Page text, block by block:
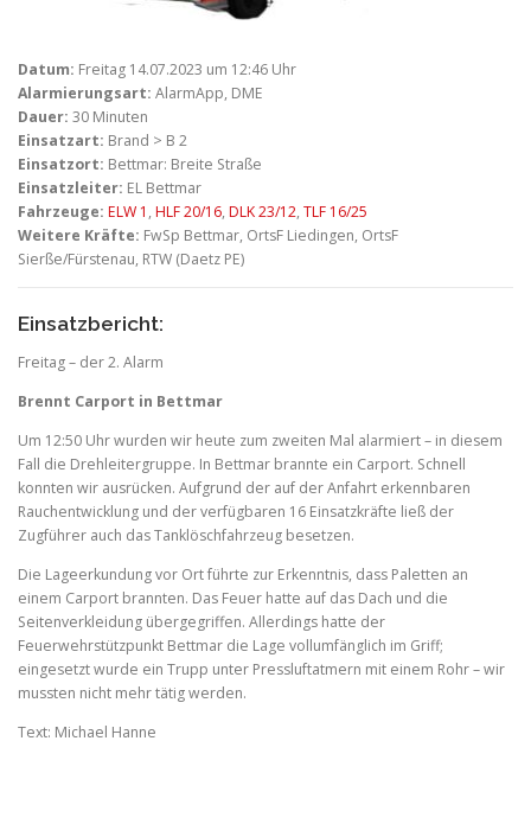
Datum: Freitag 14.07.2023 um 12:46 Uhr
Alarmierungsart: AlarmApp, DME
Dauer: 30 Minuten
Einsatzart: Brand > B 2
Einsatzort: Bettmar: Breite Straße
Einsatzleiter: EL Bettmar
Fahrzeuge: ELW 1 , HLF 20/16, DLK 23/12, TLF 16/25
Weitere Kräfte: FwSp Bettmar, OrtsF Liedingen, OrtsF
Sierße/Fürstenau, RTW (Daetz PE)
Einsatzbericht:
Freitag – der 2. Alarm
Brennt Carport in Bettmar
Um 12:50 Uhr wurden wir heute zum zweiten Mal alarmiert – in diesem
Fall die Drehleitergruppe. In Bettmar brannte ein Carport. Schnell
konnten wir ausrücken. Aufgrund der auf der Anfahrt erkennbaren
Rauchentwicklung und der verfügbaren 16 Einsatzkräfte ließ der
Zugführer auch das Tanklöschfahrzeug besetzen.
Die Lageerkundung vor Ort führte zur Erkenntnis, dass Paletten an
einem Carport brannten. Das Feuer hatte auf das Dach und die
Seitenverkleidung übergegriffen. Allerdings hatte der
Feuerwehrstützpunkt Bettmar die Lage vollumfänglich im Griff;
eingesetzt wurde ein Trupp unter Pressluftatmern mit einem Rohr – wir
mussten nicht mehr tätig werden.
Text: Michael Hanne